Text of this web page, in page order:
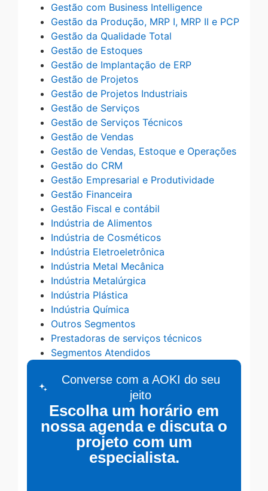
Gestão com Business Intelligence
Gestão da Produção, MRP I, MRP II e PCP
Gestão da Qualidade Total
Gestão de Estoques
Gestão de Implantação de ERP
Gestão de Projetos
Gestão de Projetos Industriais
Gestão de Serviços
Gestão de Serviços Técnicos
Gestão de Vendas
Gestão de Vendas, Estoque e Operações
Gestão do CRM
Gestão Empresarial e Produtividade
Gestão Financeira
Gestão Fiscal e contábil
Indústria de Alimentos
Indústria de Cosméticos
Indústria Eletroeletrônica
Indústria Metal Mecânica
Indústria Metalúrgica
Indústria Plástica
Indústria Química
Outros Segmentos
Prestadoras de serviços técnicos
Segmentos Atendidos
Converse com a AOKI do seu
jeito
Escolha um horário em
nossa agenda e discuta o
projeto com um
especialista.